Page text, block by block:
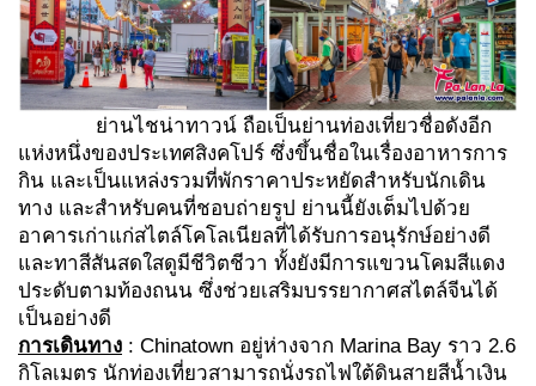
ย่านไชน่าทาวน์ ถือเป็นย่านท่องเที่ยวชื่อดังอีก
แห่งหนึ่งของประเทศสิงคโปร์ ซึ่งขึ้นชื่อในเรื่องอาหารการ
กิน และเป็นแหล่งรวมที่พักราคาประหยัดสำหรับนักเดิน
ทาง และสำหรับคนที่ชอบถ่ายรูป ย่านนี้ยังเต็มไปด้วย
อาคารเก่าแก่สไตล์โคโลเนียลที่ได้รับการอนุรักษ์อย่างดี
และทาสีสันสดใสดูมีชีวิตชีวา ทั้งยังมีการแขวนโคมสีแดง
ประดับตามท้องถนน ซึ่งช่วยเสริมบรรยากาศสไตล์จีนได้
เป็นอย่างดี
การเดินทาง : Chinatown อยู่ห่างจาก Marina Bay ราว 2.6
กิโลเมตร นักท่องเที่ยวสามารถนั่งรถไฟใต้ดินสายสีน้ำเงิน